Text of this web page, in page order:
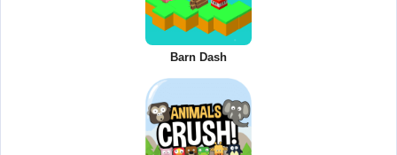
Barn Dash